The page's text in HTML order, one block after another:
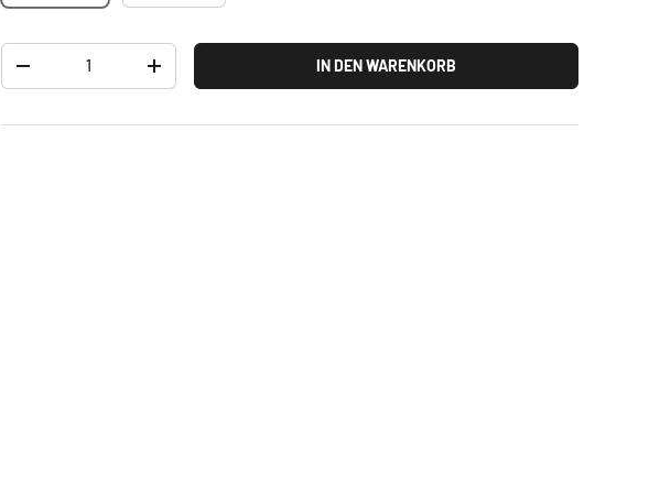
- + IN DEN WARENKORB